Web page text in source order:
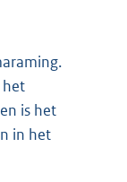
het
is het
in het